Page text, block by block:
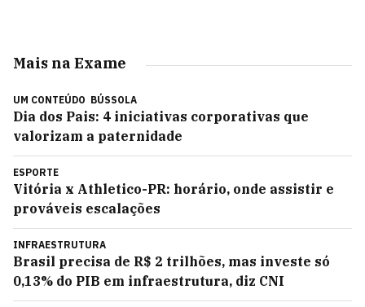
Mais na Exame
UM CONTEÚDO BÚSSOLA
Dia dos Pais: 4 iniciativas corporativas que
valorizam a paternidade
ESPORTE
Vitória x Athletico-PR: horário, onde assistir e
prováveis escalações
INFRAESTRUTURA
Brasil precisa de R$ 2 trilhões, mas investe só
0,13% do PIB em infraestrutura, diz CNI